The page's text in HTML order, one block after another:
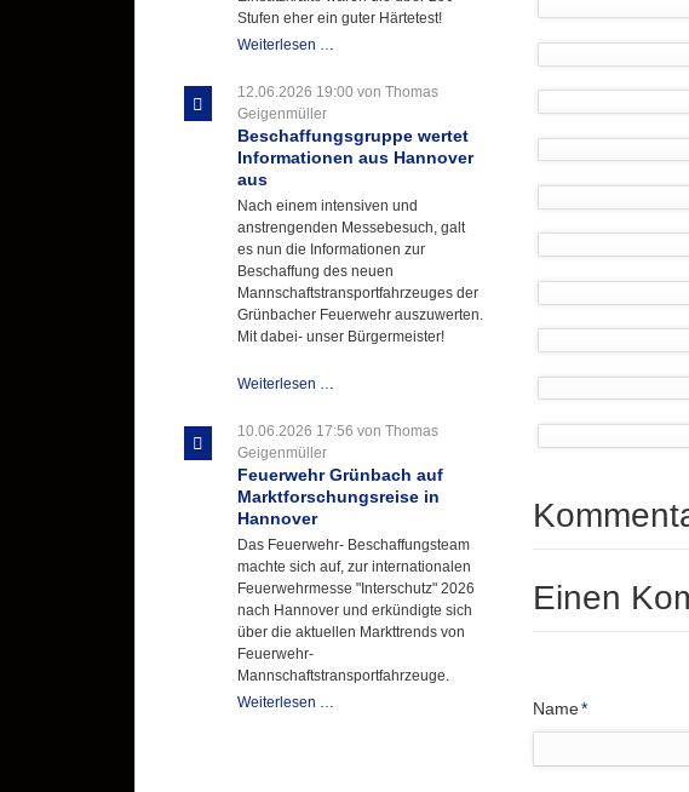
Einen
Pflichtfeld
Name*
Stufen eher ein guter Härtetest!
Weiterlesen …
ihre
12.06.2026 19:00 von Thomas
Geigenmüller
Beschaffungsgruppe wertet
Informationen aus Hannover
aus
Nach einem intensiven und
anstrengenden Messebesuch, galt
es nun die Informationen zur
Beschaffung des neuen
Mannschaftstransportfahrzeuges der
Grünbacher Feuerwehr auszuwerten.
Mit dabei- unser Bürgermeister!
Weiterlesen …
Informationen
Hannover
aus
10.06.2026 17:56 von Thomas
Geigenmüller
Feuerwehr Grünbach auf
Marktforschungsreise in
Hannover
Das Feuerwehr- Beschaffungsteam
machte sich auf, zur internationalen
Feuerwehrmesse "Interschutz" 2026
nach Hannover und erkündigte sich
über die aktuellen Markttrends von
Feuerwehr-
Mannschaftstransportfahrzeuge.
Weiterlesen …